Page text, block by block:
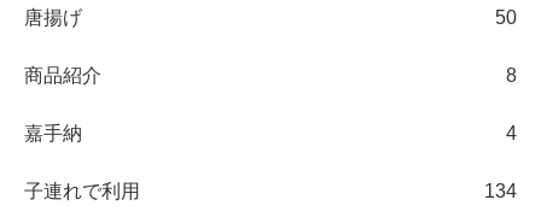
唐揚げ 50
商品紹介 8
嘉手納 4
子連れで利用 134